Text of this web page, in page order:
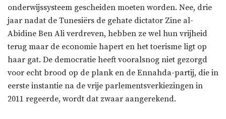
onderwijssysteem gescheiden moeten worden. Nee, drie
jaar nadat de Tunesiërs de gehate dictator Zine al-
Abidine Ben Ali verdreven, hebben ze wel hun vrijheid
terug maar de economie hapert en het toerisme ligt op
haar gat. De democratie heeft vooralsnog niet gezorgd
voor echt brood op de plank en de Ennahda-partij, die in
eerste instantie na de vrije parlementsverkiezingen in
2011 regeerde, wordt dat zwaar aangerekend.